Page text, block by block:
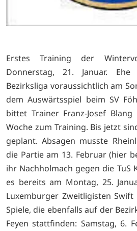
Erstes Training der
Donnerstag, 21. Januar.
Bezirksliga voraussichtlich am
dem Auswärtsspiel beim SV
bittet Trainer Franz-Josef
Woche zum Training. Bis jetzt
geplant. Absagen musste
die Partie am 13. Februar (hier
ihr Nachholmach gegen die TuS
es bereits am Montag, 25.
Luxemburger Zweitligisten Swift
Spiele, die ebenfalls auf der
Feyen stattfinden: Samstag, 6.